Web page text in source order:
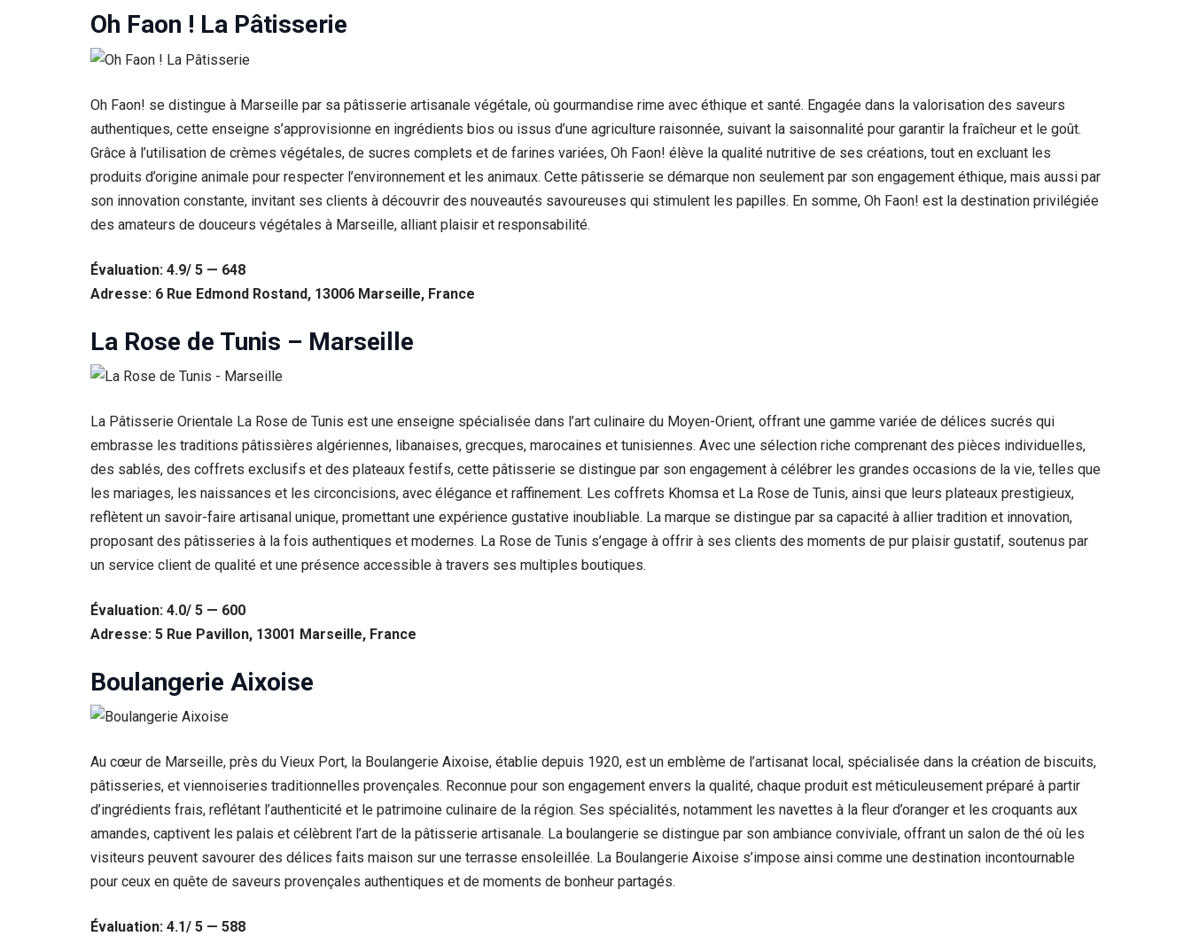
Oh Faon ! La Pâtisserie
Oh Faon! se distingue à Marseille par sa pâtisserie artisanale végétale, où gourmandise rime avec éthique et santé. Engagée dans la valorisation des saveurs
authentiques, cette enseigne s’approvisionne en ingrédients bios ou issus d’une agriculture raisonnée, suivant la saisonnalité pour garantir la fraîcheur et le goût.
Grâce à l’utilisation de crèmes végétales, de sucres complets et de farines variées, Oh Faon! élève la qualité nutritive de ses créations, tout en excluant les
produits d’origine animale pour respecter l’environnement et les animaux. Cette pâtisserie se démarque non seulement par son engagement éthique, mais aussi par
son innovation constante, invitant ses clients à découvrir des nouveautés savoureuses qui stimulent les papilles. En somme, Oh Faon! est la destination privilégiée
des amateurs de douceurs végétales à Marseille, alliant plaisir et responsabilité.
Évaluation: 4.9/ 5 — 648
Adresse: 6 Rue Edmond Rostand, 13006 Marseille, France
La Rose de Tunis – Marseille
La Pâtisserie Orientale La Rose de Tunis est une enseigne spécialisée dans l’art culinaire du Moyen-Orient, offrant une gamme variée de délices sucrés qui
embrasse les traditions pâtissières algériennes, libanaises, grecques, marocaines et tunisiennes. Avec une sélection riche comprenant des pièces individuelles,
des sablés, des coffrets exclusifs et des plateaux festifs, cette pâtisserie se distingue par son engagement à célébrer les grandes occasions de la vie, telles que
les mariages, les naissances et les circoncisions, avec élégance et raffinement. Les coffrets Khomsa et La Rose de Tunis, ainsi que leurs plateaux prestigieux,
reflètent un savoir-faire artisanal unique, promettant une expérience gustative inoubliable. La marque se distingue par sa capacité à allier tradition et innovation,
proposant des pâtisseries à la fois authentiques et modernes. La Rose de Tunis s’engage à offrir à ses clients des moments de pur plaisir gustatif, soutenus par
un service client de qualité et une présence accessible à travers ses multiples boutiques.
Évaluation: 4.0/ 5 — 600
Adresse: 5 Rue Pavillon, 13001 Marseille, France
Boulangerie Aixoise
Au cœur de Marseille, près du Vieux Port, la Boulangerie Aixoise, établie depuis 1920, est un emblème de l’artisanat local, spécialisée dans la création de biscuits,
pâtisseries, et viennoiseries traditionnelles provençales. Reconnue pour son engagement envers la qualité, chaque produit est méticuleusement préparé à partir
d’ingrédients frais, reflétant l’authenticité et le patrimoine culinaire de la région. Ses spécialités, notamment les navettes à la fleur d’oranger et les croquants aux
amandes, captivent les palais et célèbrent l’art de la pâtisserie artisanale. La boulangerie se distingue par son ambiance conviviale, offrant un salon de thé où les
visiteurs peuvent savourer des délices faits maison sur une terrasse ensoleillée. La Boulangerie Aixoise s’impose ainsi comme une destination incontournable
pour ceux en quête de saveurs provençales authentiques et de moments de bonheur partagés.
Évaluation: 4.1/ 5 — 588